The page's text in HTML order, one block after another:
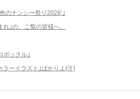
のナンシー祭り2026’｣
｣の、ご覧の皆様へ。
ボックル｣
ラーイラスト｣ばかりよ(汗)